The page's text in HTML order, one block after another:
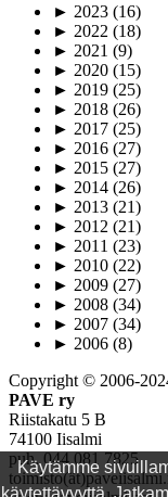
► 2023 (16)
► 2022 (18)
► 2021 (9)
► 2020 (15)
► 2019 (25)
► 2018 (26)
► 2017 (25)
► 2016 (27)
► 2015 (27)
► 2014 (26)
► 2013 (21)
► 2012 (21)
► 2011 (23)
► 2010 (22)
► 2009 (27)
► 2008 (34)
► 2007 (34)
► 2006 (8)
Copyright © 2006-
PAVE ry
Riistakatu 5 B
74100 Iisalmi
puh. 044 081 7825
Käytämme
käytettävyyttä.